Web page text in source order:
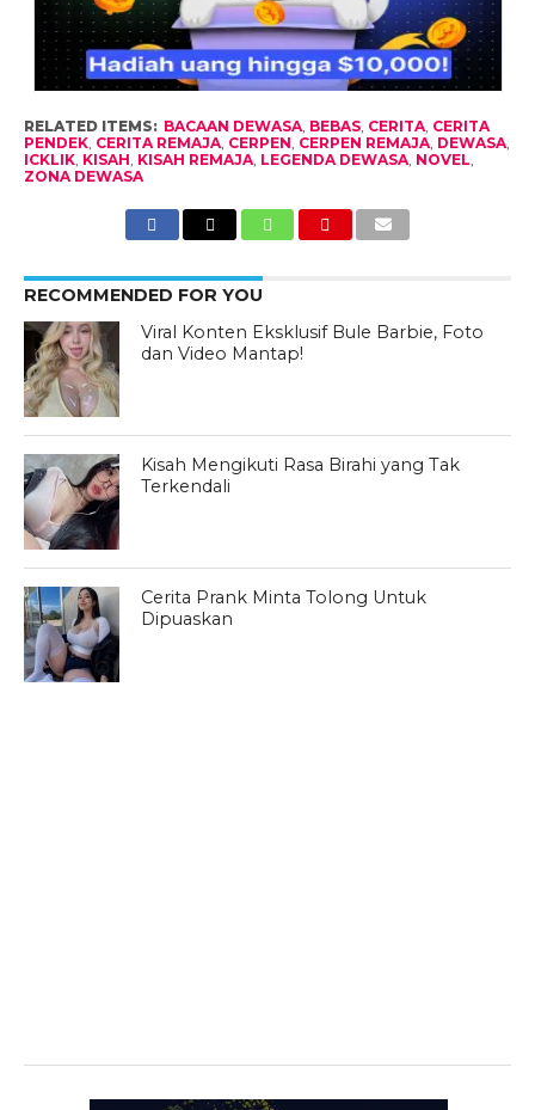
RELATED ITEMS: BACAAN DEWASA, BEBAS, CERITA, CERITA
PENDEK, CERITA REMAJA, CERPEN, CERPEN REMAJA, DEWASA,
ICKLIK, KISAH, KISAH REMAJA, LEGENDA DEWASA, NOVEL,
ZONA DEWASA
RECOMMENDED FOR YOU
Viral Konten Eksklusif Bule Barbie, Foto
dan Video Mantap!
Kisah Mengikuti Rasa Birahi yang Tak
Terkendali
Cerita Prank Minta Tolong Untuk
Dipuaskan